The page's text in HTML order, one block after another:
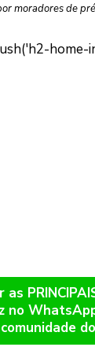
moradores de
no